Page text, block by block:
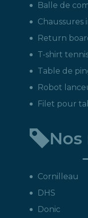
Balle de
Chaussures
Return
T-shirt
Table de
Robot
Filet pour
Nos
Cornilleau
DHS
Donic